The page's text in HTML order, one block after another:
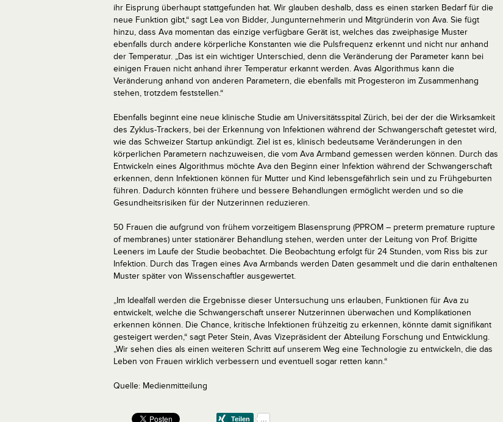
ihr Eisprung überhaupt stattgefunden hat. Wir glauben deshalb, dass es einen starken Bedarf für die
neue Funktion gibt,“ sagt Lea von Bidder, Jungunternehmerin und Mitgründerin von Ava. Sie fügt
hinzu, dass Ava momentan das einzige verfügbare Gerät ist, welches das zweiphasige Muster
ebenfalls durch andere körperliche Konstanten wie die Pulsfrequenz erkennt und nicht nur anhand
der Temperatur. „Das ist ein wichtiger Unterschied, denn die Veränderung der Parameter kann bei
einigen Frauen nicht anhand ihrer Temperatur erkannt werden. Avas Algorithmus kann die
Veränderung anhand von anderen Parametern, die ebenfalls mit Progesteron im Zusammenhang
stehen, trotzdem feststellen.“
Ebenfalls beginnt eine neue klinische Studie am Universitätsspital Zürich, bei der der die Wirksamkeit
des Zyklus-Trackers, bei der Erkennung von Infektionen während der Schwangerschaft getestet wird,
wie das Schweizer Startup ankündigt. Ziel ist es, klinisch bedeutsame Veränderungen in den
körperlichen Parametern nachzuweisen, die vom Ava Armband gemessen werden können. Durch das
Entwickeln eines Algorithmus möchte Ava den Beginn einer Infektion während der Schwangerschaft
erkennen, denn Infektionen können für Mutter und Kind lebensgefährlich sein und zu Frühgeburten
führen. Dadurch könnten frühere und bessere Behandlungen ermöglicht werden und so die
Gesundheitsrisiken für der Nutzerinnen reduzieren.
50 Frauen die aufgrund von frühem vorzeitigem Blasensprung (PPROM – preterm premature rupture
of membranes) unter stationärer Behandlung stehen, werden unter der Leitung von Prof. Brigitte
Leeners im Laufe der Studie beobachtet. Die Beobachtung erfolgt für 24 Stunden, vom Riss bis zur
Infektion. Durch das Tragen eines Ava Armbands werden Daten gesammelt und die darin enthaltenen
Muster später von Wissenschaftler ausgewertet.
„Im Idealfall werden die Ergebnisse dieser Untersuchung uns erlauben, Funktionen für Ava zu
entwickelt, welche die Schwangerschaft unserer Nutzerinnen überwachen und Komplikationen
erkennen können. Die Chance, kritische Infektionen frühzeitig zu erkennen, könnte damit signifikant
gesteigert werden,“ sagt Peter Stein, Avas Vizepräsident der Abteilung Forschung und Entwicklung.
„Wir sehen dies als einen weiteren Schritt auf unserem Weg eine Technologie zu entwickeln, die das
Leben von Frauen wirklich verbessern und eventuell sogar retten kann.“
Quelle: Medienmitteilung